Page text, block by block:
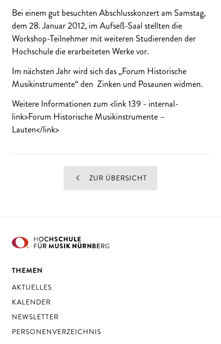
Bei einem gut besuchten Abschlusskonzert am Samstag,
dem 28. Januar 2012, im Aufseß-Saal stellten die
Workshop-Teilnehmer mit weiteren Studierenden der
Hochschule die erarbeiteten Werke vor.
Im nächsten Jahr wird sich das „Forum Historische
Musikinstrumente“ den Zinken und Posaunen widmen.
Weitere Informationen zum <link 139 - internal-
link>Forum Historische Musikinstrumente –
Lauten</link>
ZUR ÜBERSICHT
THEMEN
AKTUELLES
KALENDER
NEWSLETTER
PERSONENVERZEICHNIS